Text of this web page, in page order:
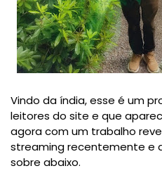
Vindo da índia, esse é um
leitores do site e que
agora com um trabalho
streaming recentemente e
sobre abaixo.